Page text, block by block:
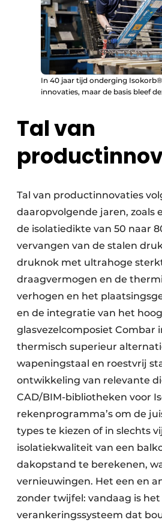
In 40 jaar tijd onderging
innovaties, maar de basis bleef
Tal van
Tal van productinnovaties
daaropvolgende jaren, zoals
de isolatiedikte van 50 naar
vervangen van de stalen
druknok met ultrahoge
draagvermogen en de
verhogen en het
en de integratie van het
glasvezelcomposiet Combar
thermisch superieur
wapeningstaal en roestvrij
ontwikkeling van relevante
CAD/BIM-bibliotheken voor
rekenprogramma’s om de
types te kiezen of in slechts
isolatiekwaliteit van een
dakopstand te berekenen,
vernieuwingen. Het een en
zonder twijfel: vandaag is
verankeringssysteem dat